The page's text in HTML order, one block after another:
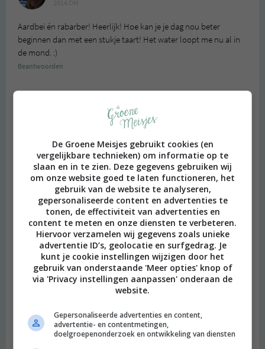
Aardbei én rabarber! Heerlijk! Hoe kan je je dag nou beter
beginnen dan met een stukje taart! Het water loopt me nu al in
de mond. :)
Beantwoorden
Tof recept! Ga dat zeker een keer uitproberen. En leuke winactie
Beantwoorden
Suzanne schreef:
2014 OM
Wat een leuke winactie, ben momenteel de producten van Alpro
aan het ontdekken. Ik heb meegedaan!
Beantwoorden
2014 OM
Jeej! Antwoord net verstuurd :)
De Groene Meisjes gebruikt cookies (en
vergelijkbare technieken) om informatie op te
slaan en in te zien. Deze gegevens gebruiken wij
om onze website goed te laten functioneren, het
gebruik van de website te analyseren,
gepersonaliseerde content en advertenties te
tonen, de effectiviteit van advertenties en
content te meten en onze diensten te verbeteren.
Hiervoor verzamelen wij gegevens zoals unieke
advertentie ID’s, geolocatie en surfgedrag. Je
kunt je cookie instellingen wijzigen door het
gebruik van onderstaande 'Meer opties' knop of
via 'Privacy instellingen aanpassen' onderaan de
website.
Gepersonaliseerde advertenties en content,
advertentie- en contentmetingen,
doelgroepenonderzoek en ontwikkeling van diensten